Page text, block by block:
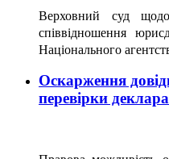
Верховний суд
співвідношення
Національного
Оскарження
перевірки